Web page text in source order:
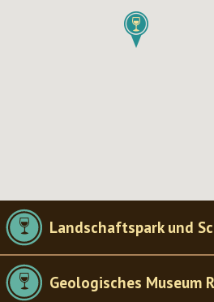
Landschaftspark und
Geologisches Museum